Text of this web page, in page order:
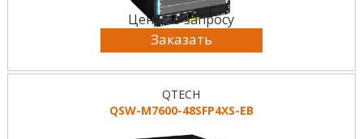
Цена по запросу
Заказать
QTECH
QSW-M7600-48SFP4XS-EB